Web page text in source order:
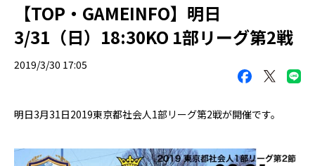
【TOP・GAMEINFO】明日
3/31（日）18:30KO 1部リーグ第2戦
2019/3/30 17:05
明日3月31日2019東京都社会人1部リーグ第2戦が開催です。